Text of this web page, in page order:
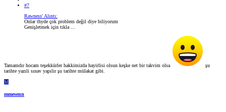
#7
Rawness' Alıntı:
Onlar thyde çok problem değil diye biliyorum
Genişletmek için tıkla ...
Tamamdır hocam teşekkürler hakkimizda hayirlisi olsun keşke net bir takvim olsa
şu
tarihte yazıli sınav yapılir şu tarihte mülakat gibi.
M
mmesenn